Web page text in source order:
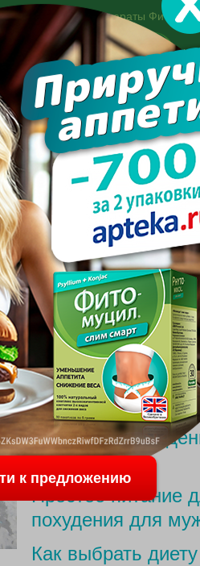
Другие препараты
Норм
Консультация специалиста:
+7 495 744-06-27
Полезно знать Вопрос-
бедер для женщин: боремся с лишним
ЖЕНЩИН:
Меню для
родов
Простое питание
похудения для
Как выбрать
к предложению